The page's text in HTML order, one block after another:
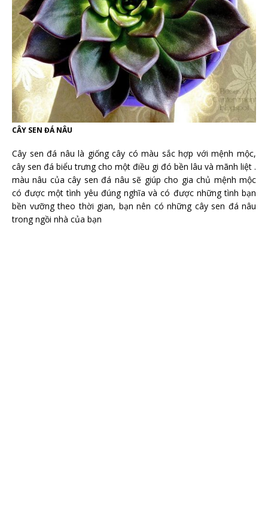
CÂY SEN ĐÁ NÂU
Cây sen đá nâu là giống cây có màu sắc hợp với mệnh mộc,
cây sen đá biểu trưng cho một điều gi đó bền lâu và mãnh liệt .
màu nâu của cây sen đá nâu sẽ giúp cho gia chủ mệnh mộc
có được một tình yêu đúng nghĩa và có được những tình bạn
bền vưỡng theo thời gian, bạn nên có những cây sen đá nâu
trong ngồi nhà của bạn